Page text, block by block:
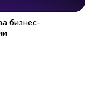
бизнес-